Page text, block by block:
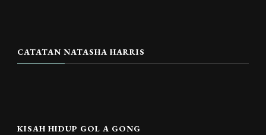
CATATAN NATASHA HARRIS
KISAH HIDUP GOL A GONG